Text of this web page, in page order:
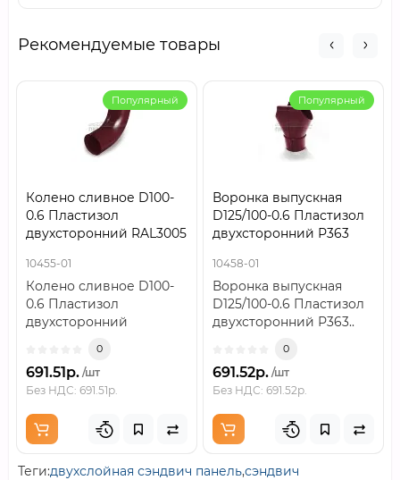
Рекомендуемые товары
Популярный
Колено сливное D100-
0.6 Пластизол
двухсторонний RAL3005
10455-01
Колено сливное D100-
0.6 Пластизол
двухсторонний
0
691.51р. /шт
Без НДС: 691.51р.
Популярный
Воронка выпускная
D125/100-0.6 Пластизол
двухсторонний Р363
10458-01
Воронка выпускная
D125/100-0.6 Пластизол
двухсторонний Р363..
0
691.52р. /шт
Без НДС: 691.52р.
Теги:двухслойная сэндвич панель,сэндвич